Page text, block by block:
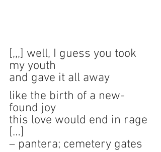
[,,,] well, I guess you took
my youth
and gave it all away
like the birth of a new-
found joy
this love would end in rage
[…]
– pantera; cemetery gates